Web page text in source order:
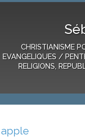
CHRISTIANISME
EVANGELIQUES /
RELIGIONS,
apple